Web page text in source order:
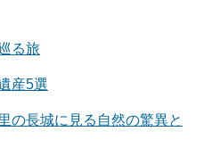
る旅
産5選
の長城に見る自然の驚異と